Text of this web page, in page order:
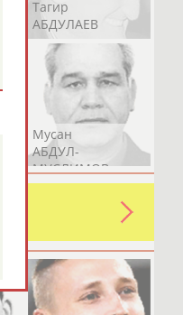
Тагир
АБДУЛАЕВ
Мусан
АБДУЛ-
МУСЛИМОВ
Андрей
КАБАНОВ